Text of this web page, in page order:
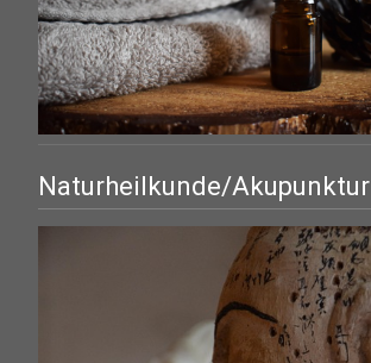
Naturheilkunde/Akupunktur